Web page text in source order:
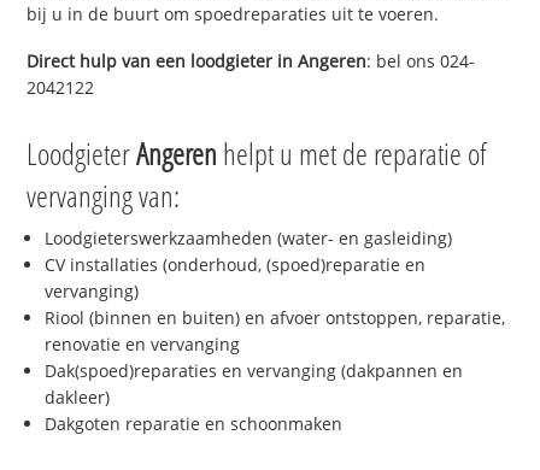
bij u in de buurt om spoedreparaties uit te voeren.
Direct hulp van een loodgieter inAngeren: bel ons 024-
2042122
LoodgieterAngeren helpt u met de reparatie of
vervanging van:
Loodgieterswerkzaamheden (water- en gasleiding)
CV installaties (onderhoud, (spoed)reparatie en
vervanging)
Riool (binnen en buiten) en afvoer ontstoppen, reparatie,
renovatie en vervanging
Dak(spoed)reparaties en vervanging (dakpannen en
dakleer)
Dakgoten reparatie en schoonmaken